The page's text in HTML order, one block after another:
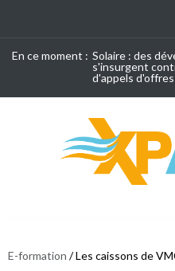
En ce moment : Solaire : des
s'insurgent
d'appels
E-formation / Les caissons de